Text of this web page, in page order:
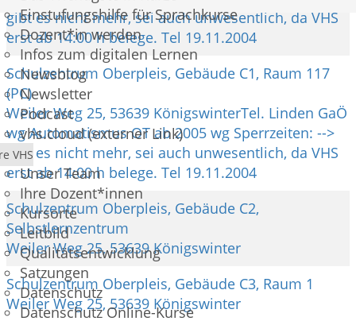
Einstufungshilfe für Sprachkurse
Dozent*in werden
Infos zum digitalen Lernen
Newsblog
Newsletter
Podcast
vhs.cloud (externer Link)
VHS
Unser Team
Ihre Dozent*innen
Kursorte
Leitbild
Qualitätsentwicklung
Satzungen
Datenschutz
Datenschutz Online-Kurse
gibt es nicht mehr, sei auch unwesentlich, da VHS
erst ab 14:00 h belege. Tel 19.11.2004
Schulzentrum Oberpleis, Gebäude C1, Raum 117
(PC)
Weiler Weg 25, 53639 KönigswinterTel. Linden GaÖ
wg Automatismus OT ab 2005 wg Sperrzeiten: -->
gibt es nicht mehr, sei auch unwesentlich, da VHS
erst ab 14:00 h belege. Tel 19.11.2004
Schulzentrum Oberpleis, Gebäude C2,
Selbstlernzentrum
Weiler Weg 25, 53639 Königswinter
Schulzentrum Oberpleis, Gebäude C3, Raum 1
Weiler Weg 25, 53639 Königswinter